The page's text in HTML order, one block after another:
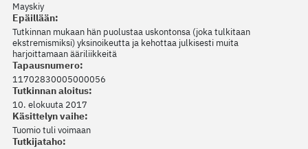
Mayskiy
Epäillään:
Tutkinnan mukaan hän puolustaa uskontonsa (joka tulkitaan
ekstremismiksi) yksinoikeutta ja kehottaa julkisesti muita
harjoittamaan ääriliikkeitä
Tapausnumero:
11702830005000056
Tutkinnan aloitus:
10. elokuuta 2017
Käsittelyn vaihe:
Tuomio tuli voimaan
Tutkijataho: